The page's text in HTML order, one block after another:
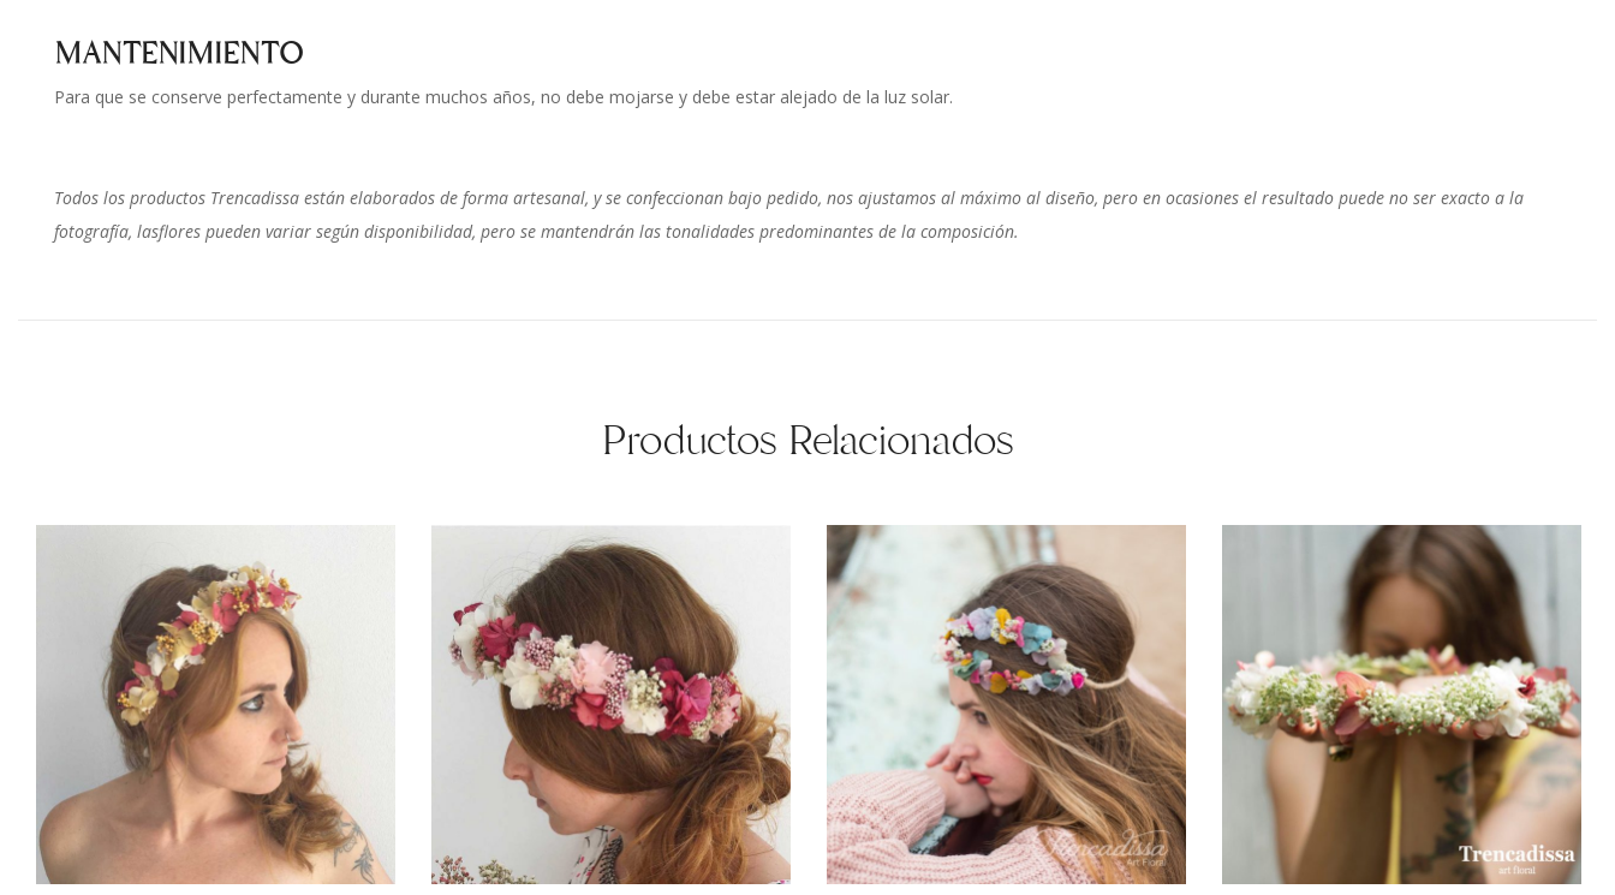
MANTENIMIENTO
Para que se conserve perfectamente y durante muchos años, no debe mojarse y debe estar alejado de la luz solar.
Todos los productos Trencadissa están elaborados de forma artesanal, y se confeccionan bajo pedido, nos ajustamos al máximo al diseño, pero en ocasiones el resultado puede no ser exacto a la
fotografía, lasflores pueden variar según disponibilidad, pero se mantendrán las tonalidades predominantes de la composición.
Productos Relacionados